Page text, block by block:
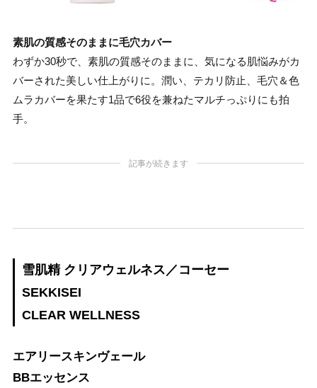
素肌の質感そのままに毛穴カバー
わずか30秒で、素肌の質感そのままに、気になる肌悩みがカ
バーされた美しい仕上がりに。潤い、テカリ防止、毛穴＆色
ムラカバーを果たす1品で6役を兼ねたマルチっぷりにも拍
手。
記事が続きます
雪肌精 クリアウェルネス／コーセー
SEKKISEI
CLEAR WELLNESS
エアリースキンヴェール
BBエッセンス